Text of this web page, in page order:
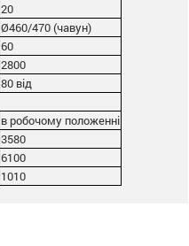
20
Ø460/470 (чавун)
60
2800
80 від
в робочому положенні
3580
6100
1010